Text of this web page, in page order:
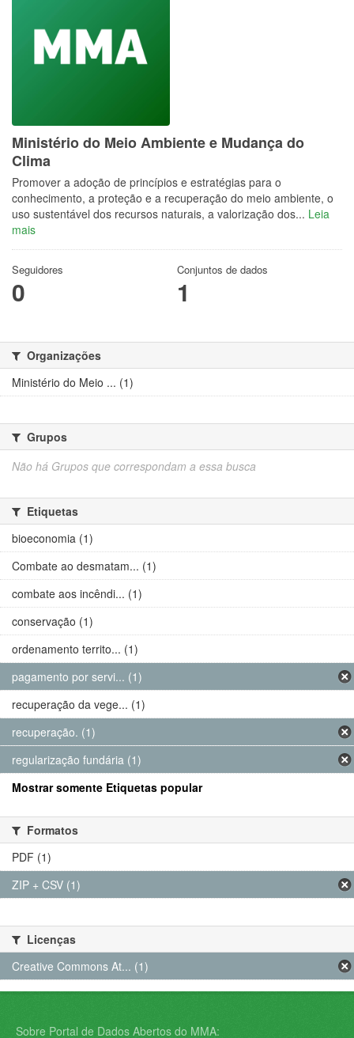
Ministério do Meio Ambiente e Mudança do
Clima
Promover a adoção de princípios e estratégias para o
conhecimento, a proteção e a recuperação do meio ambiente, o
uso sustentável dos recursos naturais, a valorização dos... Leia
mais
Seguidores
0
Conjuntos de dados
1
Organizações
Ministério do Meio ... (1)
Grupos
Não há Grupos que correspondam a essa busca
Etiquetas
bioeconomia (1)
Combate ao desmatam... (1)
combate aos incêndi... (1)
conservação (1)
ordenamento territo... (1)
pagamento por servi... (1)
recuperação da vege... (1)
recuperação. (1)
regularização fundária (1)
Mostrar somente Etiquetas popular
Formatos
PDF (1)
ZIP + CSV (1)
Licenças
Creative Commons At... (1)
Sobre Portal de Dados Abertos do MMA: